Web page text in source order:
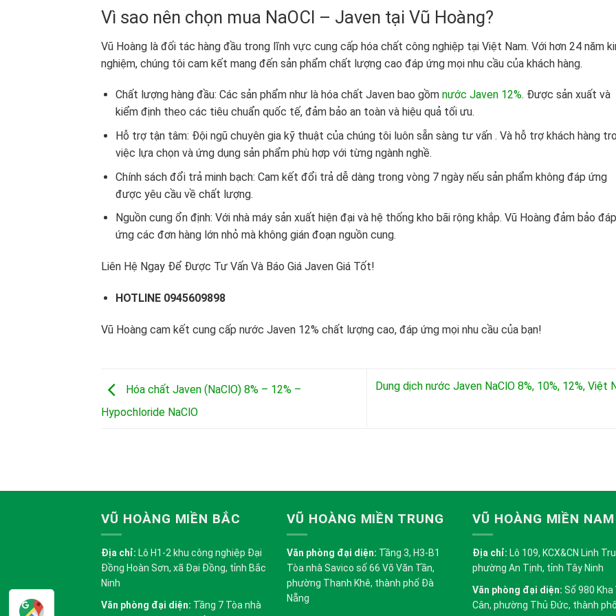
Vì sao nên chọn mua NaOCl – Javen tại Vũ Hoàng?
Vũ Hoàng là đối tác hàng đầu trong lĩnh vực cung cấp hóa chất công nghiệp tại Việt Nam. Với hơn 24 năm
nghiệm, chúng tôi cam kết mang đến sản phẩm chất lượng cao đáp ứng mọi nhu cầu của khách hàng.
Chất lượng hàng đầu: Các sản phẩm như là hóa chất Javen bao gồm nước Javen 12%. Được sản xuất và
kiểm định theo các tiêu chuẩn quốc tế, đảm bảo an toàn và hiệu quả tối ưu.
Hỗ trợ tận tâm: Đội ngũ chuyên gia kỹ thuật của chúng tôi luôn sẵn sàng tư vấn . Và hỗ trợ khách hàng
việc lựa chọn và ứng dụng sản phẩm phù hợp với từng ngành nghề.
Chính sách đổi trả minh bạch: Cam kết đổi trả dễ dàng trong vòng 7 ngày nếu sản phẩm không đáp ứng
được yêu cầu về chất lượng.
Nguồn cung ổn định: Với nhà máy sản xuất hiện đại và hệ thống kho bãi rộng khắp. Vũ Hoàng đảm bảo đáp
ứng các đơn hàng lớn nhỏ mà không gián đoạn nguồn cung.
Liên Hệ Ngay Để Được Tư Vấn Và Báo Giá Javen Giá Tốt!
HOTLINE 0945609898
Vũ Hoàng cam kết cung cấp nước Javen 12% chất lượng cao, đáp ứng mọi nhu cầu của bạn!
Hóa chất Javen (NaClO) 8% – 12% –
Hypochloride NaClO
Dung dịch nước Javen NaClO 8%, 10%, 12%, Việt
VŨ HOÀNG MIỀN BẮC
Địa chỉ: Lô H1-2 khu công nghiệp Đại
Đồng Hoàn Sơn, xã Đại Đồng, tỉnh Bắc
Ninh
Văn phòng đại diện: Tầng 7 Tòa nhà
VŨ HOÀNG MIỀN TRUNG
Văn phòng đại diện: Tầng 3, H3-B1
Tòa nhà Savico số 66 Võ Văn Tần,
phường Thanh Khê, thành phố Đà
Nẵng
VŨ HOÀNG MIỀN NAM
Địa chỉ: Lô 109, KCX&CN Linh
phường An Tịnh, tỉnh Tây Ninh
Văn phòng đại diện: Số 980 Kha
Cân, phường Thủ Đức, thành